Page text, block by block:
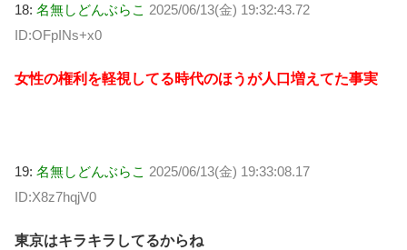
18: 名無しどんぶらこ 2025/06/13(金) 19:32:43.72
ID:OFpINs+x0
女性の権利を軽視してる時代のほうが人口増えてた事実
19: 名無しどんぶらこ 2025/06/13(金) 19:33:08.17
ID:X8z7hqjV0
東京はキラキラしてるからね